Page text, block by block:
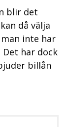
blir det
då välja
inte har
har dock
billån